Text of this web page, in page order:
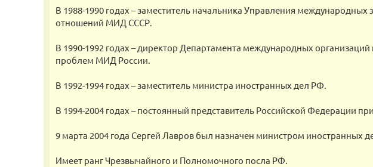
В 1988-1990 годах – заместитель начальника Управления международных
отношений МИД СССР.
В 1990-1992 годах – директор Департамента международных организаций
проблем МИД России.
В 1992-1994 годах – заместитель министра иностранных дел РФ.
В 1994-2004 годах – постоянный представитель Российской Федерации
9 марта 2004 года Сергей Лавров был назначен министром иностранных
Имеет ранг Чрезвычайного и Полномочного посла РФ.